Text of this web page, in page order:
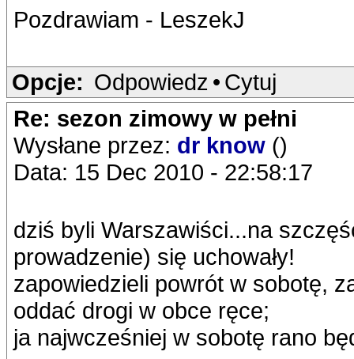
Pozdrawiam - LeszekJ
Opcje: Odpowiedz • Cytuj
Re: sezon zimowy w pełni
Wysłane przez: dr know ()
Data: 15 Dec 2010 - 22:58:17
dziś byli Warszawiści...na
prowadzenie) się uchowały!
zapowiedzieli powrót w sobotę,
oddać drogi w obce ręce;
ja najwcześniej w sobotę rano